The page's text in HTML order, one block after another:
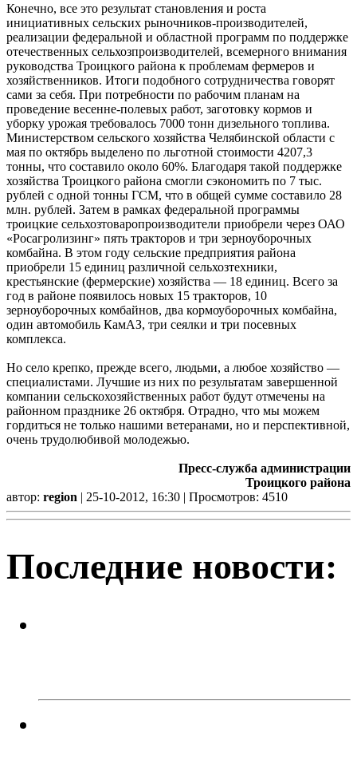
Конечно, все это результат становления и роста
инициативных сельских рыночников-производителей,
реализации федеральной и областной программ по поддержке
отечественных сельхозпроизводителей, всемерного внимания
руководства Троицкого района к проблемам фермеров и
хозяйственников. Итоги подобного сотрудничества говорят
сами за себя. При потребности по рабочим планам на
проведение весенне-полевых работ, заготовку кормов и
уборку урожая требовалось 7000 тонн дизельного топлива.
Министерством сельского хозяйства Челябинской области с
мая по октябрь выделено по льготной стоимости 4207,3
тонны, что составило около 60%. Благодаря такой поддержке
хозяйства Троицкого района смогли сэкономить по 7 тыс.
рублей с одной тонны ГСМ, что в общей сумме составило 28
млн. рублей. Затем в рамках федеральной программы
троицкие сельхозтоваропроизводители приобрели через ОАО
«Росагролизинг» пять тракторов и три зерноуборочных
комбайна. В этом году сельские предприятия района
приобрели 15 единиц различной сельхозтехники,
крестьянские (фермерские) хозяйства — 18 единиц. Всего за
год в районе появилось новых 15 тракторов, 10
зерноуборочных комбайнов, два кормоуборочных комбайна,
один автомобиль КамАЗ, три сеялки и три посевных
комплекса.
Но село крепко, прежде всего, людьми, а любое хозяйство —
специалистами. Лучшие из них по результатам завершенной
компании сельскохозяйственных работ будут отмечены на
районном празднике 26 октября. Отрадно, что мы можем
гордиться не только нашими ветеранами, но и перспективной,
очень трудолюбивой молодежью.
Пресс-служба администрации
Троицкого района
автор: region | 25-10-2012, 16:30 | Просмотров: 4510
Последние новости: